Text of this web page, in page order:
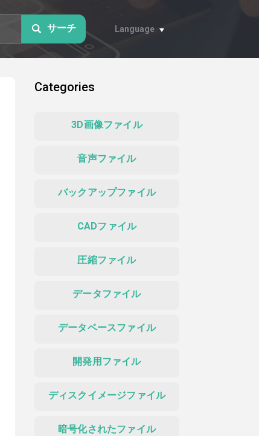
サーチ Language
Categories
3D画像ファイル
音声ファイル
バックアップファイル
CADファイル
圧縮ファイル
データファイル
データベースファイル
開発用ファイル
ディスクイメージファイル
暗号化されたファイル